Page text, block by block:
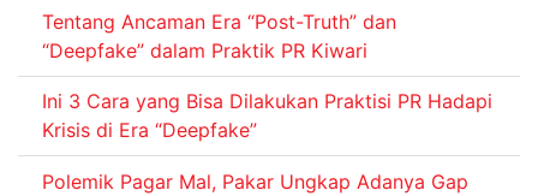
Tentang Ancaman Era “Post-Truth” dan
“Deepfake” dalam Praktik PR Kiwari
Ini 3 Cara yang Bisa Dilakukan Praktisi PR Hadapi
Krisis di Era “Deepfake”
Polemik Pagar Mal, Pakar Ungkap Adanya Gap